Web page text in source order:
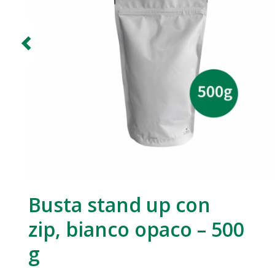
Busta stand up con
zip, bianco opaco – 500
g